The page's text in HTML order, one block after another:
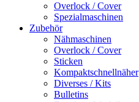
Overlock / Cover
Spezialmaschinen
Zubehör
Nähmaschinen
Overlock / Cover
Sticken
Kompaktschnellnäher
Diverses / Kits
Bulletins